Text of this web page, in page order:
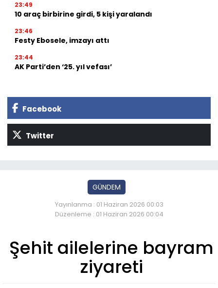
23:49
10 araç birbirine girdi, 5 kişi yaralandı
23:46
Festy Ebosele, imzayı attı
23:44
AK Parti’den ‘25. yıl vefası’
Facebook
Twitter
GÜNDEM
Yayınlanma : 01 Haziran 2026 00:03
Düzenleme : 01 Haziran 2026 00:04
Şehit ailelerine bayram
ziyareti